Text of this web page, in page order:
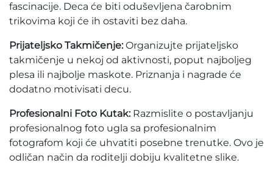
fascinacije. Deca će biti oduševljena čarobnim
trikovima koji će ih ostaviti bez daha.
Prijateljsko Takmičenje:Organizujte prijateljsko
takmičenje u nekoj od aktivnosti, poput najboljeg
plesa ili najbolje maskote. Priznanja i nagrade će
dodatno motivisati decu.
Profesionalni Foto Kutak:Razmislite o postavljanju
profesionalnog foto ugla sa profesionalnim
fotografom koji će uhvatiti posebne trenutke. Ovo je
odličan način da roditelji dobiju kvalitetne slike.